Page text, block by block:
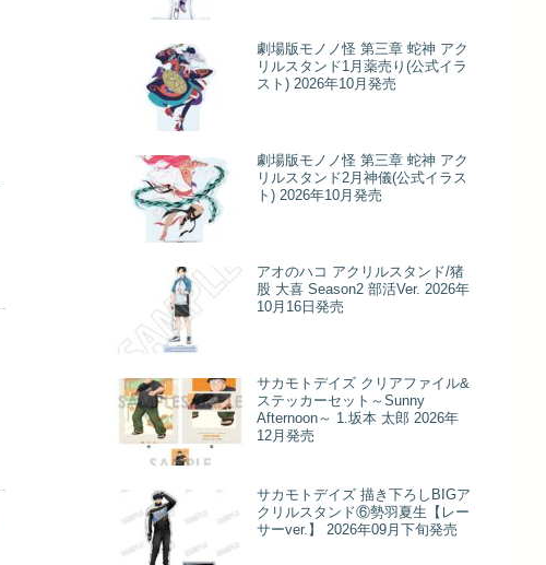
劇場版モノノ怪 第三章 蛇神 アク
リルスタンド1月薬売り(公式イラ
スト) 2026年10月発売
劇場版モノノ怪 第三章 蛇神 アク
リルスタンド2月神儀(公式イラス
ト) 2026年10月発売
アオのハコ アクリルスタンド/猪
股 大喜 Season2 部活Ver. 2026年
10月16日発売
サカモトデイズ クリアファイル&
ステッカーセット～Sunny
Afternoon～ 1.坂本 太郎 2026年
12月発売
サカモトデイズ 描き下ろしBIGア
クリルスタンド⑥勢羽夏生【レー
サーver.】 2026年09月下旬発売